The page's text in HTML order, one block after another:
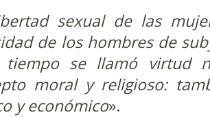
sexual de las
de los hombres de
tiempo se llamó virtud
moral y religioso:
y económico».